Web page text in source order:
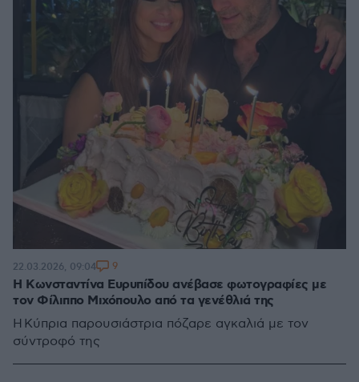
H Κωνσταντίνα Ευρυπίδου ανέβασε φωτογραφίες με
τον Φίλιππο Μιχόπουλο από τα γενέθλιά της
Η Κύπρια παρουσιάστρια πόζαρε αγκαλιά με τον
σύντροφό της
22.03.2026, 09:04 9